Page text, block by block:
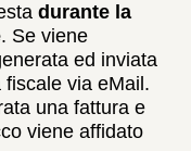
durante la
. Se viene
ed inviata
via eMail.
una fattura e
viene affidato